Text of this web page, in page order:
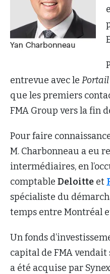
entrevue avec le Portail
que les premiers
FMA Group vers la fin
Pour faire
M. Charbonneau a eu
intermédiaires, en
comptable Deloitte et
spécialiste du
temps entre Montréal
Un fonds
capital de FMA
a été acquise par